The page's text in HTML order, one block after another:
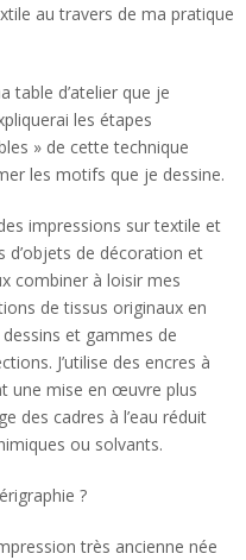
au travers de ma pratique
table d’atelier que je
les étapes
» de cette technique
les motifs que je dessine.
impressions sur textile et
d’objets de décoration et
combiner à loisir mes
de tissus originaux en
et gammes de
J’utilise des encres à
une mise en œuvre plus
des cadres à l’eau réduit
ou solvants.
?
très ancienne née